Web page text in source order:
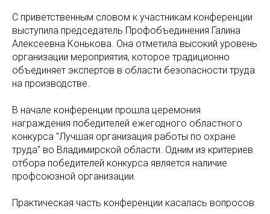
С приветственным словом к участникам конференции
выступила председатель Профобъединения Галина
Алексеевна Конькова. Она отметила высокий уровень
организации мероприятия, которое традиционно
объединяет экспертов в области безопасности труда
на производстве.
В начале конференции прошла церемония
награждения победителей ежегодного областного
конкурса "Лучшая организация работы по охране
труда" во Владимирской области. Одним из критериев
отбора победителей конкурса является наличие
профсоюзной организации.
Практическая часть конференции касалась вопросов